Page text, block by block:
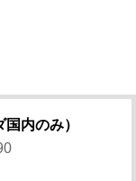
内のみ）